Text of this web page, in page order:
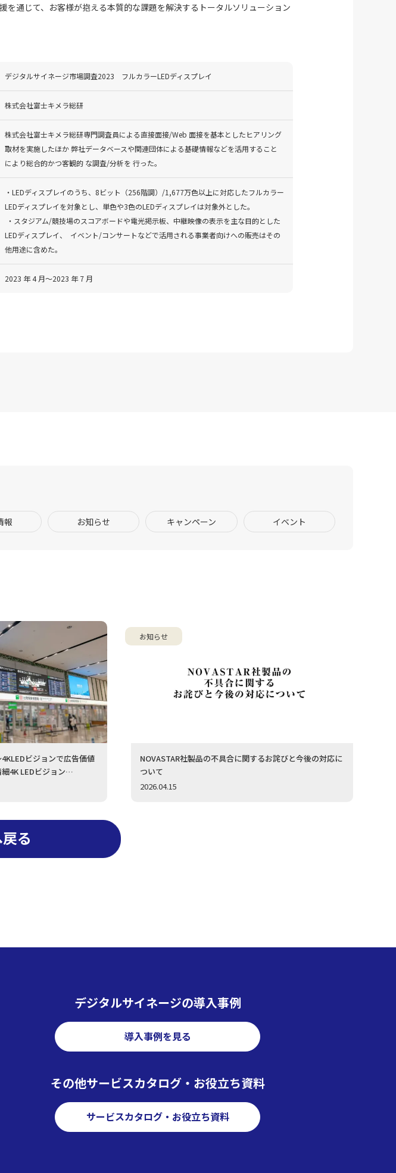
通じて、お客様が抱える本質的な課題を解決するトータルソリューション
デジタルサイネージ市場調査2023 フルカラーLEDディスプレイ
株式会社富士キメラ総研
株式会社富士キメラ総研専門調査員による直接面接/Web 面接を基本とした​​​​​ヒアリング
取材を実施したほか 弊社データベースや関連団体による基礎情報などを活用すること
により総合的かつ客観的 な調査/分析を 行った。
・LEDディスプレイのうち、8ビット（256階調）/1,677万色以上に対応した​​​フルカラー
LEDディスプレイを対象とし、単色や3色のLEDディスプレイは対象外とした。
​​​​​​ ・スタジアム/競技場のスコアボードや電光掲示板、中継映像の表示を主な目的とした
LEDディスプレイ、 ​​​​​ ​​イベント/コンサートなどで活用される事業者向けへの販売はその
他用途に含めた。
2023 年 4 月～2023 年 7 月
報 お知らせ キャンペーン イベント
ビジョンで広告価値
4K LEDビジョン
ました
お知らせ
NOVASTAR社製品の不具合に関するお詫びと今後の対応に
ついて
2026.04.15
る
デジタルサイネージの導入事例
導入事例を見る
その他サービスカタログ・お役立ち資料
サービスカタログ・お役立ち資料